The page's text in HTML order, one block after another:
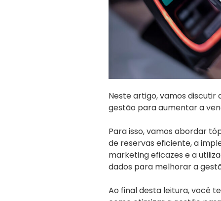
Neste artigo, vamos discutir
gestão para aumentar a
Para isso, vamos abordar
de reservas eficiente, a
marketing eficazes e a
dados para melhorar a
Ao final desta leitura, você